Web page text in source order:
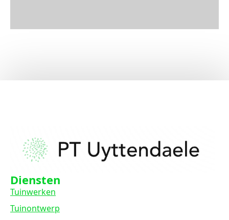
Diensten
Tuinwerken
Tuinontwerp